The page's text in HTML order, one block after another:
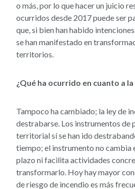
o más, por lo que hacer un juicio
ocurridos desde 2017 puede ser
que, si bien han habido
se han manifestado en
territorios.
¿Qué ha ocurrido en cuanto a
Tampoco ha cambiado; la ley de
destrabarse. Los instrumentos de
territorial sí se han ido
tiempo; el instrumento no
plazo ni facilita actividades
transformarlo. Hoy hay mayor
de riesgo de incendio es más